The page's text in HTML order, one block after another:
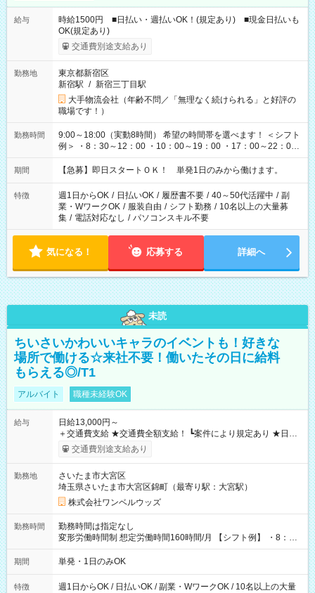
給与
時給1500円 ■日払い・週払いOK！(規定あり) ■現金日払いも
OK(規定あり)
交通費別途支給あり
勤務地
東京都新宿区
新宿駅 / 新宿三丁目駅
大手物流会社（年齢不問／「無理なく続けられる」と好評の
職場です！）
勤務時間
9:00～18:00（実動8時間） 希望の時間帯を選べます！ ＜シフト
例＞ ・8：30～12：00 ・10：00～19：00 ・17：00～22：00
・13：00～22：00 ・22：00～翌6：00 など
期間 【急募】即日スタートＯＫ！ 単発1日のみから働けます。
特徴 週1日からOK / 日払いOK / 履歴書不要 / 40～50代活躍中 / 副
業・WワークOK / 服装自由 / シフト勤務 / 10名以上の大量募
集 / 電話対応なし / パソコンスキル不要
気になる！ 応募する 詳細へ
未読
ちいさいかわいいキャラのイベントも！好きな
場所で働ける☆来社不要！働いたその日に給料
もらえる◎/T1
アルバイト 職種未経験OK
給与
日給13,000円～
＋交通費支給 ★交通費全額支給！ ┗案件により規定あり ★日払
いOK！（規定あり） ┗働いたその日に現金GET♪ お仕事後はコ
ンビニATMから 日払い分を引き落とせます！ 【試用期間】試
交通費別途支給あり
勤務地
さいたま市大宮区
埼玉県さいたま市大宮区錦町（最寄り駅：大宮駅）
株式会社ワンベルウッズ
勤務時間
勤務時間は指定なし
変形労働時間制 想定労働時間160時間/月 【シフト例】 ・8：00
～21：00
期間 単発・1日のみOK
特徴 週1日からOK / 日払いOK / 副業・WワークOK / 10名以上の大量